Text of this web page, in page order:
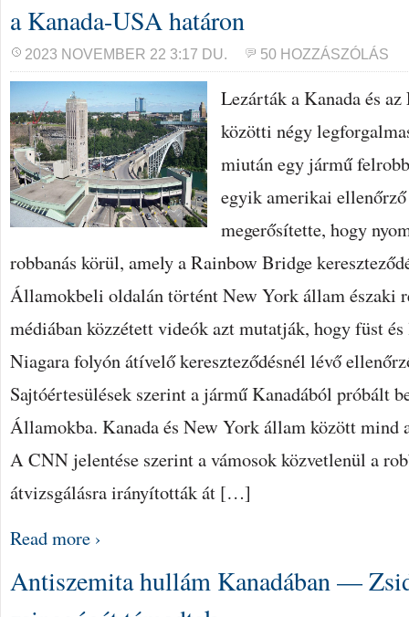
a Kanada-USA határon
2023 NOVEMBER 22 3:17 DU. 50 HOZZÁSZÓLÁS
Lezárták a Kanada és
közötti négy
miután egy jármű
egyik amerikai
megerősítette, hogy
robbanás körül, amely a Rainbow Bridge
Államokbeli oldalán történt New York állam északi
médiában közzétett videók azt mutatják, hogy füst
Niagara folyón átívelő kereszteződésnél lévő
Sajtóértesülések szerint a jármű Kanadából próbált
Államokba. Kanada és New York állam között mind
A CNN jelentése szerint a vámosok közvetlenül a
átvizsgálásra irányították át […]
Read more ›
Antiszemita hullám Kanadában —